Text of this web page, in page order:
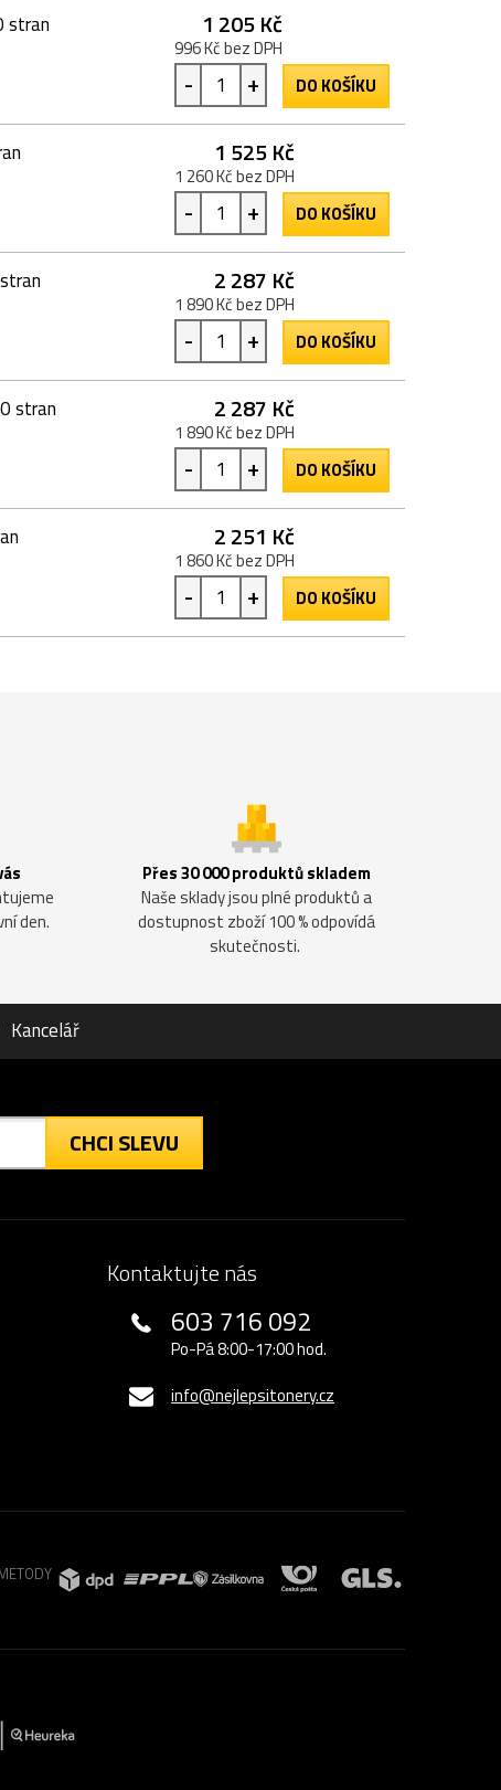
stran 1 205 Kč
996 Kč bez DPH
- + DO KOŠÍKU
1 525 Kč
1 260 Kč bez DPH
- + DO KOŠÍKU
2 287 Kč
1 890 Kč bez DPH
- + DO KOŠÍKU
stran 2 287 Kč
1 890 Kč bez DPH
- + DO KOŠÍKU
2 251 Kč
1 860 Kč bez DPH
- + DO KOŠÍKU
den.
Přes 30 000 produktů skladem
Naše sklady jsou plné produktů a
dostupnost zboží 100 % odpovídá
skutečnosti.
Kancelář
CHCI SLEVU
Kontaktujte nás
603 716 092
Po-Pá 8:00-17:00 hod.
info@nejlepsitonery.cz